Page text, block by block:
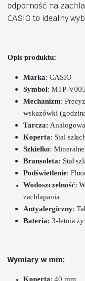
odporność na
CASIO to idealny
Opis produktu:
Marka: CASIO
Symbol: MTP-
Mechanizm:
wskazówki
Tarcza: Analogowa
Koperta: Stal
Szkiełko: Mineralne
Bransoleta: Stal
Podświetlenie:
Wodoszczelność:
zachlapania
Antyalergiczny:
Bateria: 3-letnia
Wymiary w mm:
Koperta: 40 mm